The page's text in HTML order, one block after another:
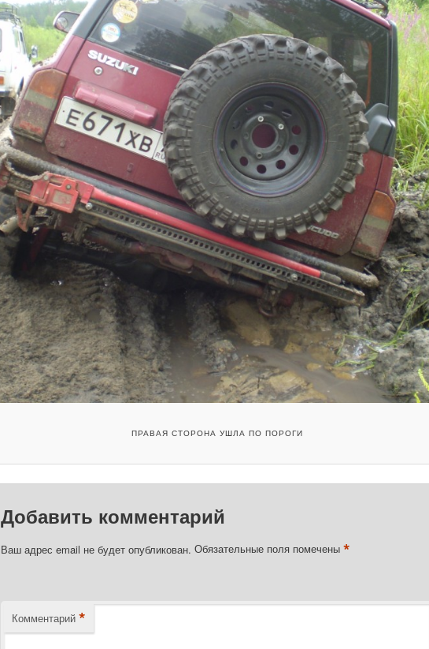
ПРАВАЯ СТОРОНА УШЛА ПО ПОРОГИ
Добавить комментарий
Ваш адрес email не будет опубликован. Обязательные поля помечены*
Комментарий *